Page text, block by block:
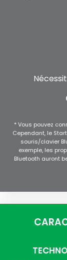
* Vous pouvez
Cependant, le
souris/clavier
exemple, les
Bluetooth auront